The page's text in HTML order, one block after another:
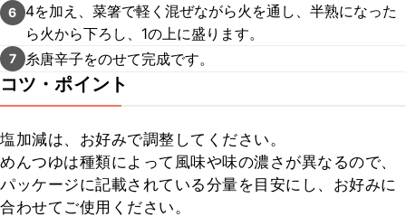
6
4を加え、菜箸で軽く混ぜながら火を通し、半熟になった
ら火から下ろし、1の上に盛ります。
7 糸唐辛子をのせて完成です。
コツ・ポイント
塩加減は、お好みで調整してください。
めんつゆは種類によって風味や味の濃さが異なるので、
パッケージに記載されている分量を目安にし、お好みに
合わせてご使用ください。